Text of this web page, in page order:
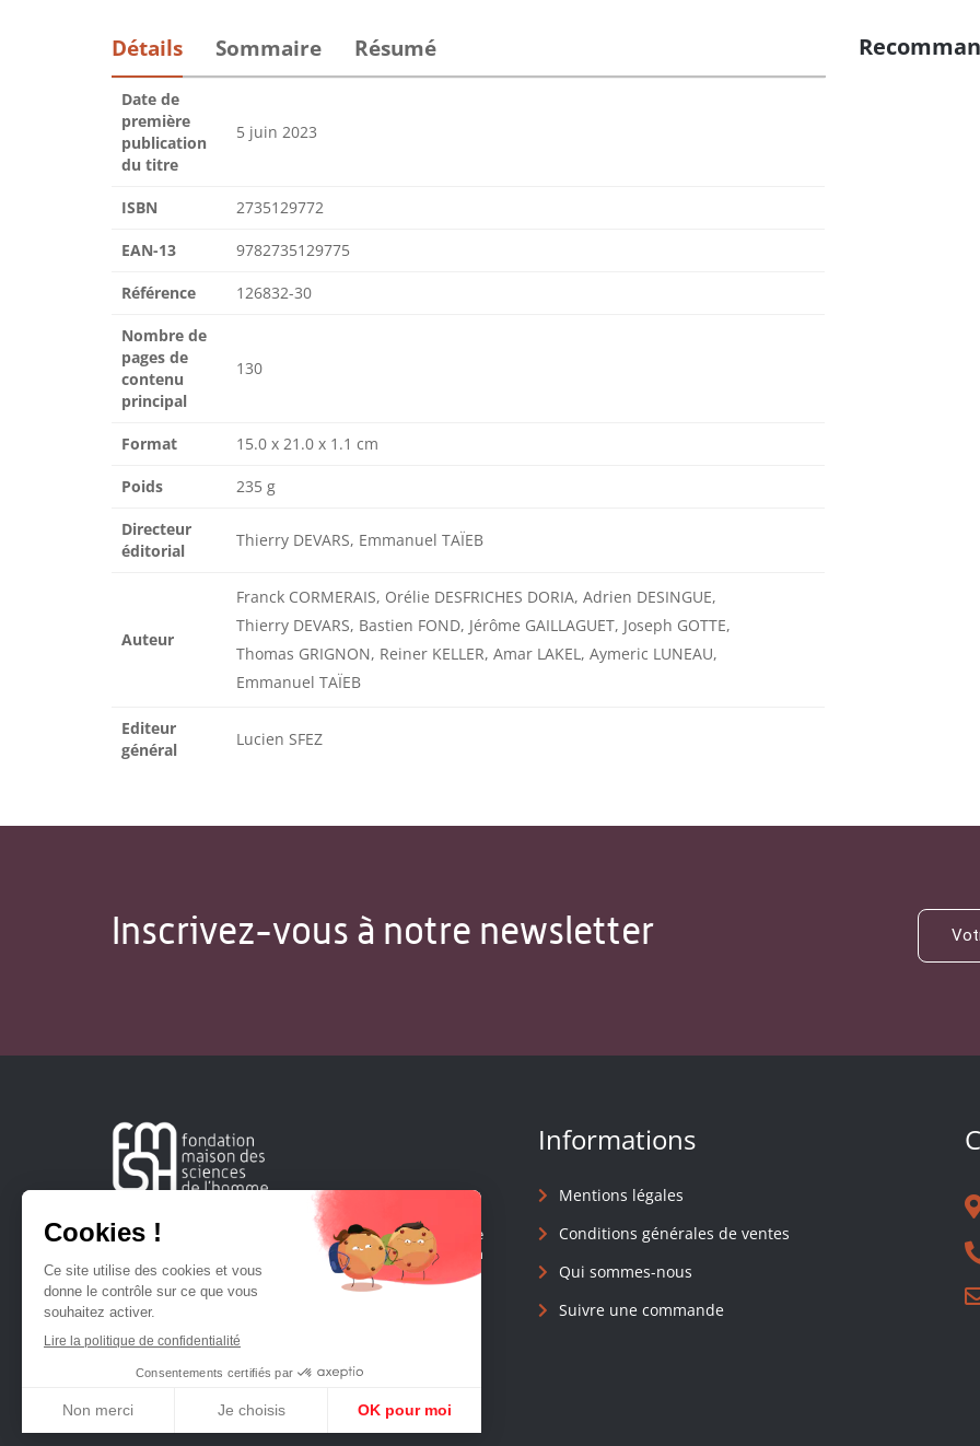
Détails Sommaire Résumé
Date de
première
publication
du titre
5 juin 2023
ISBN 2735129772
EAN-13 9782735129775
Référence 126832-30
Nombre de
pages de
contenu
principal
130
Format 15.0 x 21.0 x 1.1 cm
Poids 235 g
Directeur
éditorial
Thierry DEVARS, Emmanuel TAÏEB
Auteur
Franck CORMERAIS, Orélie DESFRICHES DORIA, Adrien DESINGUE,
Thierry DEVARS, Bastien FOND, Jérôme GAILLAGUET, Joseph GOTTE,
Thomas GRIGNON, Reiner KELLER, Amar LAKEL, Aymeric LUNEAU,
Emmanuel TAÏEB
Editeur
général
Lucien SFEZ
Inscrivez-vous à notre newsletter
Créée en 1963, la Fondation Maison Sciences de l'Homme
soutient la recherche et la diffusion des connaissances en
sciences humaines et sociales.
Informations
Mentions légales
Conditions générales de ventes
Qui sommes-nous
Suivre une commande